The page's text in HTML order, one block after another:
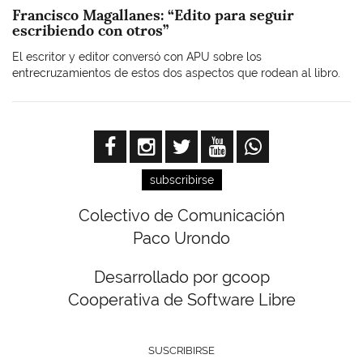
Francisco Magallanes: “Edito para seguir
escribiendo con otros”
El escritor y editor conversó con APU sobre los
entrecruzamientos de estos dos aspectos que rodean al libro.
subscribirse
Colectivo de Comunicación
Paco Urondo
Desarrollado por gcoop
Cooperativa de Software Libre
SUSCRIBIRSE